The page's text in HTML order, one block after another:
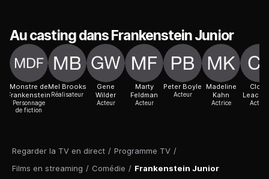
Regarder la TV en direct / Programme TV /
Films en streaming / Comédie / Frankenstein Junior
Au casting dans Frankenstein Junior
Monstre de
Frankenstein
Personnage
de fiction
Mel Brooks
Réalisateur
Gene
Wilder
Acteur
Marty
Feldman
Acteur
Peter Boyle
Acteur
Madeline
Kahn
Actrice
Cloris
Actrice